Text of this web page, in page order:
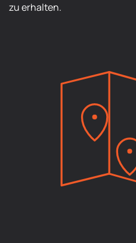
zu erhalten.